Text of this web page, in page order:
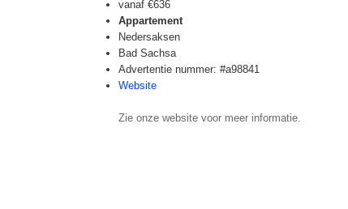
vanaf €636
Appartement
Nedersaksen
Bad Sachsa
Advertentie nummer: #a98841
Website
Zie onze website voor meer informatie.